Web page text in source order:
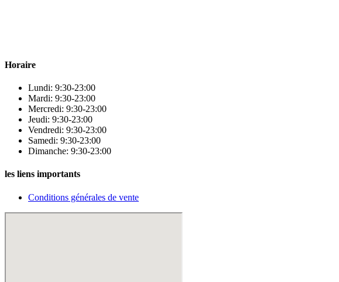
Horaire
Lundi: 9:30-23:00
Mardi: 9:30-23:00
Mercredi: 9:30-23:00
Jeudi: 9:30-23:00
Vendredi: 9:30-23:00
Samedi: 9:30-23:00
Dimanche: 9:30-23:00
les liens importants
Conditions générales de vente